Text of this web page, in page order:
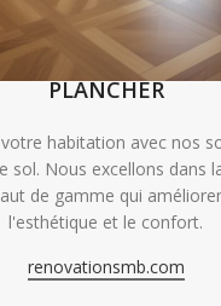
PLANCHER
votre habitation avec nos
sol. Nous excellons dans
de gamme qui
l'esthétique et le confort.
renovationsmb.com